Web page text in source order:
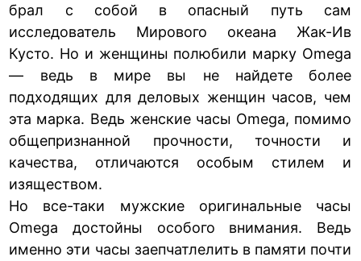
брал с собой в опасный путь сам
исследователь Мирового океана Жак-Ив
Кусто. Но и женщины полюбили марку Omega
— ведь в мире вы не найдете более
подходящих для деловых женщин часов, чем
эта марка. Ведь женские часы Omega, помимо
общепризнанной прочности, точности и
качества, отличаются особым стилем и
изяществом.
Но все-таки мужские оригинальные часы
Omega достойны особого внимания. Ведь
именно эти часы заепчатлелить в памяти почти